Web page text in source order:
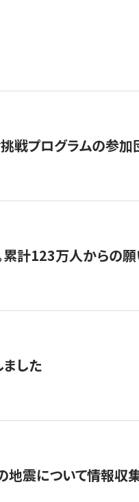
戦プログラムの参
計123万人からの
した
地震について情報収